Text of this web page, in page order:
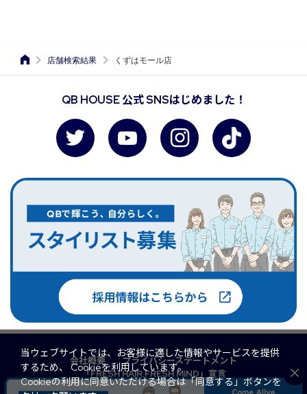
店舗検索結果 くずはモール店
QB HOUSE 公式 SNSはじめました！
会社概要
プライバシーステートメント
「FRESH HAIR,FRESH MIND」宣言
マルチステークホルダー方針
QB PREMIUM
当ウェブサイトでは、お客様に適した情報やサービスを提供
するため、 Cookieを利用しています。
Cookieの利用に同意いただける場合は「同意する」ボタンを